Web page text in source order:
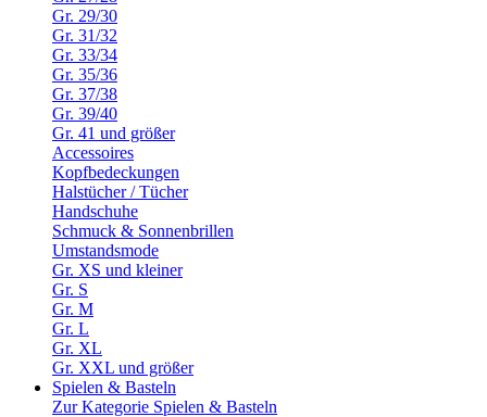
Gr. 29/30
Gr. 31/32
Gr. 33/34
Gr. 35/36
Gr. 37/38
Gr. 39/40
Gr. 41 und größer
Accessoires
Kopfbedeckungen
Halstücher / Tücher
Handschuhe
Schmuck & Sonnenbrillen
Umstandsmode
Gr. XS und kleiner
Gr. S
Gr. M
Gr. L
Gr. XL
Gr. XXL und größer
Spielen & Basteln
Zur Kategorie Spielen & Basteln